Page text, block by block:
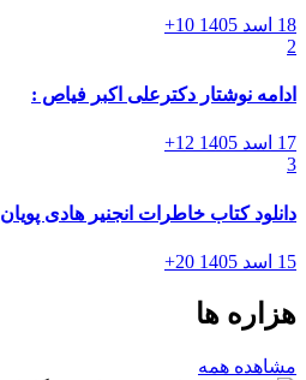
18 اسد 1405
10+
2
ادامه نوشتار دکترعلی اکبر فیاص :
17 اسد 1405
12+
3
دانلود کتاب خاطرات انجنیر هادی پویان
15 اسد 1405 20+
هزاره ها
مشاهده همه